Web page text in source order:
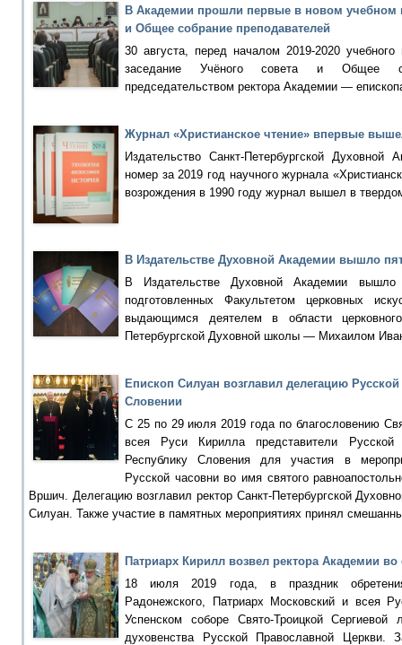
В Академии прошли первые в новом учебном
и Общее собрание преподавателей
30 августа, перед началом 2019-2020
заседание Учёного совета и Общее
председательством ректора Академии —
Журнал «Христианское чтение» впервые
Издательство Санкт-Петербургской Духовной
номер за 2019 год научного журнала
возрождения в 1990 году журнал вышел в
В Издательстве Духовной Академии вышло
В Издательстве Духовной Академии
подготовленных Факультетом церковных
выдающимся деятелем в области
Петербургской Духовной школы — Михаилом
Епископ Силуан возглавил делегацию
Словении
С 25 по 29 июля 2019 года по благословению
всея Руси Кирилла представители Русской
Республику Словения для участия в
Русской часовни во имя святого
Вршич. Делегацию возглавил ректор Санкт-Петербургской
Силуан. Также участие в памятных мероприятиях принял
Патриарх Кирилл возвел ректора Академии во
18 июля 2019 года, в праздник
Радонежского, Патриарх Московский и всея
Успенском соборе Свято-Троицкой
духовенства Русской Православной Церкви.